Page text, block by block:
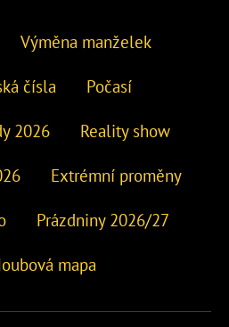
Výměna manželek
čísla Počasí
2026 Reality show
Extrémní proměny
Prázdniny 2026/27
mapa